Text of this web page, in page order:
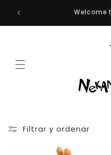
directamente
Filtrar y ordenar